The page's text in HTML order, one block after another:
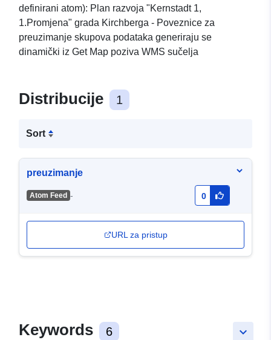
definirani atom): Plan razvoja "Kernstadt 1,
1.Promjena" grada Kirchberga - Poveznice za
preuzimanje skupova podataka generiraju se
dinamički iz Get Map poziva WMS sučelja
Distribucije 1
Sort
preuzimanje
Atom Feed - 0
URL za pristup
keyboard_arrow_down
Keywords 6